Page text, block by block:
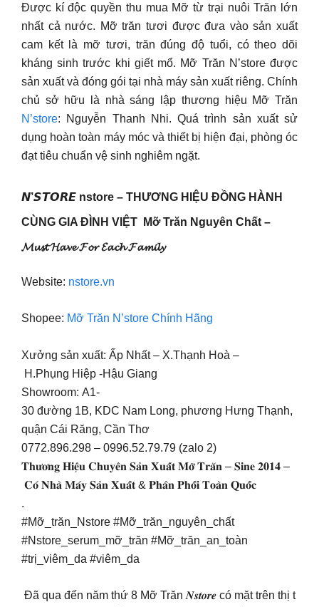
Được kí độc quyền thu mua Mỡ từ trại nuôi Trăn lớn
nhất cả nước. Mỡ trăn tươi được đưa vào sản xuất
cam kết là mỡ tươi, trăn đúng độ tuổi, có theo dõi
kháng sinh trước khi giết mổ. Mỡ Trăn N’store được
sản xuất và đóng gói tại nhà máy sản xuất riêng. Chính
chủ sở hữu là nhà sáng lập thương hiệu Mỡ Trăn
N’store: Nguyễn Thanh Nhi. Quá trình sản xuất sử
dụng hoàn toàn máy móc và thiết bị hiện đại, phòng óc
đạt tiêu chuẩn vệ sinh nghiêm ngặt.
𝙉’𝙎𝙏𝙊𝙍𝙀 nstore – THƯƠNG HIỆU ĐỒNG HÀNH
CÙNG GIA ĐÌNH VIỆT Mỡ Trăn Nguyên Chất –
𝓜𝓾𝓼𝓽 𝓗𝓪𝓿𝓮 𝓕𝓸𝓻 𝓔𝓪𝓬𝓱 𝓕𝓪𝓶𝓲𝓵𝔂
Website: nstore.vn
Shopee: Mỡ Trăn N’store Chính Hãng
Xưởng sản xuất: Ấp Nhất – X.Thạnh Hoà –
H.Phụng Hiệp -Hậu Giang
Showroom: A1-
30 đường 1B, KDC Nam Long, phương Hưng Thạnh,
quận Cái Răng, Cần Thơ
0772.896.298 – 0996.52.79.79 (zalo 2)
𝐓𝐡𝐮̛𝐨̛𝐧𝐠 𝐇𝐢𝐞̣̂𝐮 𝐂𝐡𝐮𝐲𝐞̂𝐧 𝐒𝐚̉𝐧 𝐗𝐮𝐚̂́𝐭 𝐌𝐨̛̃ 𝐓𝐫𝐚̆𝐧 – 𝐒𝐢𝐧𝐞 𝟐𝟎𝟏𝟒 –
𝐂𝐨́ 𝐍𝐡𝐚̀ 𝐌𝐚́𝐲 𝐒𝐚̉𝐧 𝐗𝐮𝐚̂́𝐭 & 𝐏𝐡𝐚̂𝐧 𝐏𝐡𝐨̂́𝐢 𝐓𝐨𝐚̀𝐧 𝐐𝐮𝐨̂́𝐜
.
#Mỡ_trăn_Nstore #Mỡ_trăn_nguyên_chất
#Nstore_serum_mỡ_trăn #Mỡ_trăn_an_toàn
#trị_viêm_da #viêm_da
Đã qua đến năm thứ 8 Mỡ Trăn 𝑵𝒔𝒕𝒐𝒓𝒆 có mặt trên thị t